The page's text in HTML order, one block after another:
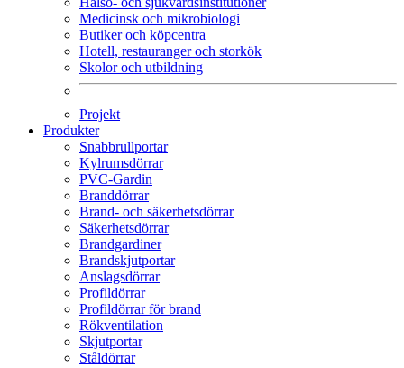
Medicinsk och mikrobiologi
Butiker och köpcentra
Hotell, restauranger och storkök
Skolor och utbildning
Projekt
Produkter
Snabbrullportar
Kylrumsdörrar
PVC-Gardin
Branddörrar
Brand- och säkerhetsdörrar
Säkerhetsdörrar
Brandgardiner
Brandskjutportar
Anslagsdörrar
Profildörrar
Profildörrar för brand
Rökventilation
Skjutportar
Ståldörrar